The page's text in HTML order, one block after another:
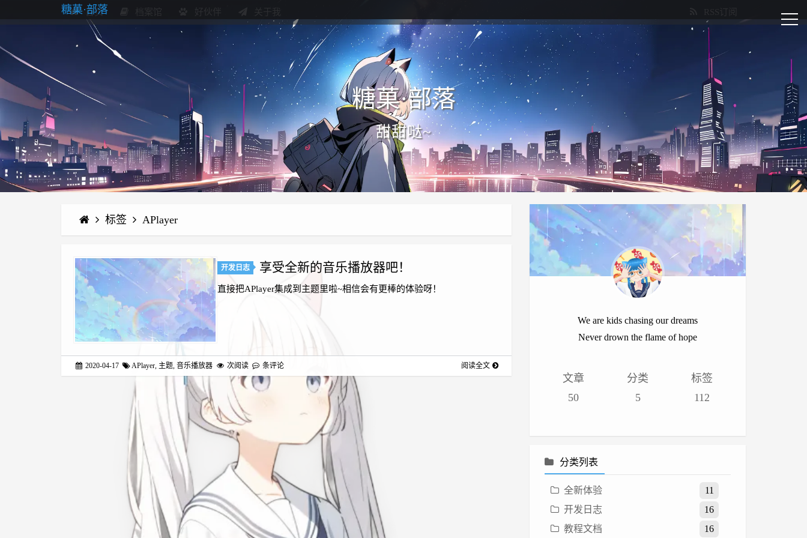
首页
糖菓·部落
糖菓·部落
甜甜哒~
标签 APlayer
开发日志 享受全新的音乐播放器吧！
直接把APlayer集成到主题里啦~相信会有更棒的体验呀！
2020-04-17 APlayer, 主题,音乐播放器 次阅读 条评论 阅读全文
We are kids chasing our dreams
Never drown the flame of hope
文章
50
分类
5
标签
112
分类列表
全新体验
11
开发日志
16
教程文档
16